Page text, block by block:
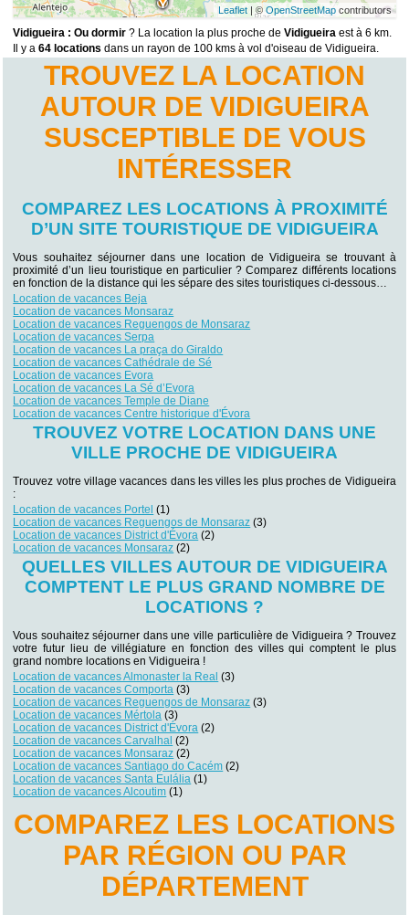
Leaflet| © OpenStreetMapcontributors
Vidigueira : Ou dormir ? La location la plus proche deVidigueira est à 6 km.
Il y a64 locations dans un rayon de 100 kms à vol d'oiseau de Vidigueira.
TROUVEZ LA LOCATION
AUTOUR DE VIDIGUEIRA
SUSCEPTIBLE DE VOUS
INTÉRESSER
COMPAREZ LES LOCATIONS À PROXIMITÉ
D’UN SITE TOURISTIQUE DE VIDIGUEIRA
Vous souhaitez séjourner dans une location de Vidigueira se trouvant à
proximité d’un lieu touristique en particulier ? Comparez différents locations
en fonction de la distance qui les sépare des sites touristiques ci-dessous…
Location de vacances Beja
Location de vacances Monsaraz
Location de vacances Reguengos de Monsaraz
Location de vacances Serpa
Location de vacances La praça do Giraldo
Location de vacances Cathédrale de Sé
Location de vacances Evora
Location de vacances La Sé d’Evora
Location de vacances Temple de Diane
Location de vacances Centre historique d'Évora
TROUVEZ VOTRE LOCATION DANS UNE
VILLE PROCHE DE VIDIGUEIRA
Trouvez votre village vacances dans les villes les plus proches de Vidigueira
:
Location de vacances Portel (1)
Location de vacances Reguengos de Monsaraz (3)
Location de vacances District d'Évora (2)
Location de vacances Monsaraz (2)
QUELLES VILLES AUTOUR DE VIDIGUEIRA
COMPTENT LE PLUS GRAND NOMBRE DE
LOCATIONS ?
Vous souhaitez séjourner dans une ville particulière de Vidigueira ? Trouvez
votre futur lieu de villégiature en fonction des villes qui comptent le plus
grand nombre locations en Vidigueira !
Location de vacances Almonaster la Real (3)
Location de vacances Comporta (3)
Location de vacances Reguengos de Monsaraz (3)
Location de vacances Mértola (3)
Location de vacances District d'Évora (2)
Location de vacances Carvalhal (2)
Location de vacances Monsaraz (2)
Location de vacances Santiago do Cacém (2)
Location de vacances Santa Eulália (1)
Location de vacances Alcoutim (1)
COMPAREZ LES LOCATIONS
PAR RÉGION OU PAR
DÉPARTEMENT